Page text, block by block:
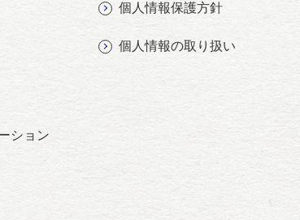
ション
個人情報保護方針
個人情報の取り扱い